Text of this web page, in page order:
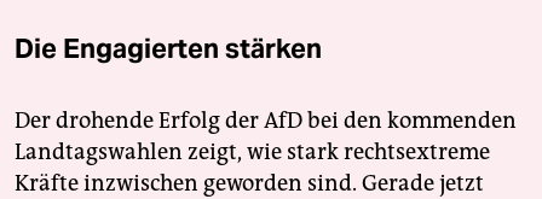
Die Engagierten stärken
Der drohende Erfolg der AfD bei den kommenden
Landtagswahlen zeigt, wie stark rechtsextreme
Kräfte inzwischen geworden sind. Gerade jetzt